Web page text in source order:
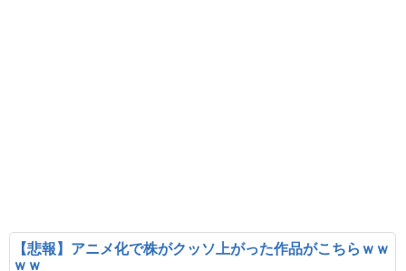
【悲報】アニメ化で株がクッソ上がった作品がこちらｗｗ
ｗｗ